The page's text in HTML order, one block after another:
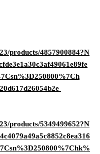
products/4857900884?N
products/5349499652?N